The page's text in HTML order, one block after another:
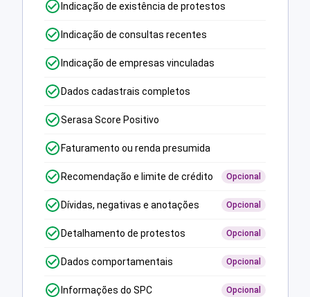
Indicação de existência de protestos
Indicação de consultas recentes
Indicação de empresas vinculadas
Dados cadastrais completos
Serasa Score Positivo
Faturamento ou renda presumida
Recomendação e limite de crédito Opcional
Dívidas, negativas e anotações Opcional
Detalhamento de protestos Opcional
Dados comportamentais Opcional
Informações do SPC Opcional